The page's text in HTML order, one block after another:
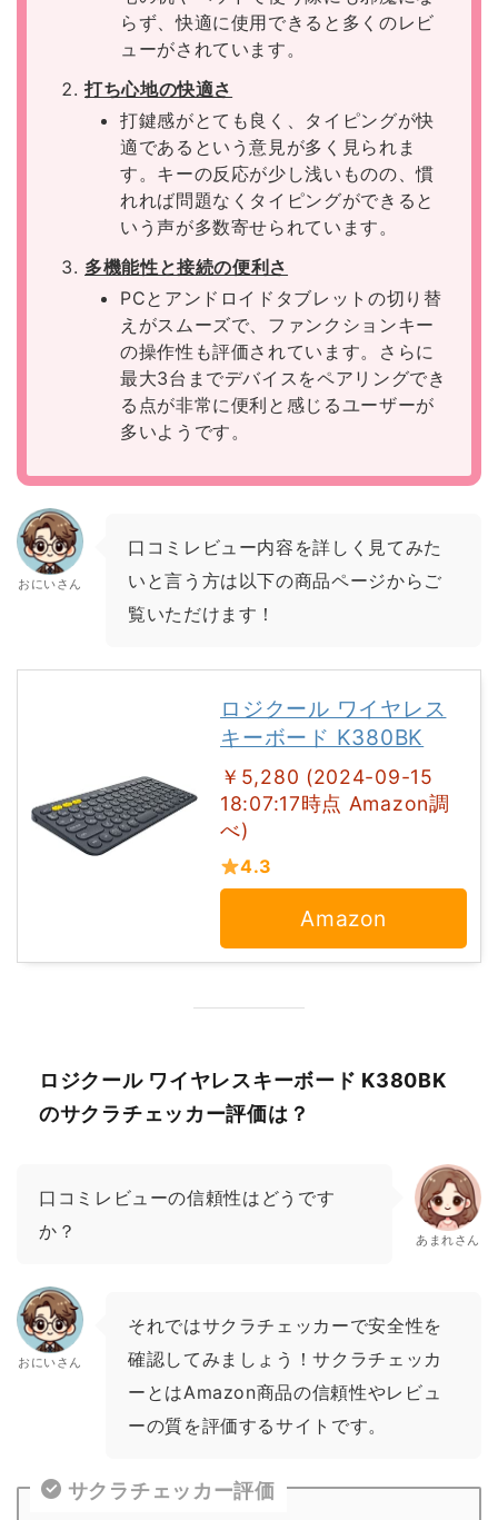
らず、快適に使用できると多くのレビ
ューがされています。
打ち心地の快適さ
打鍵感がとても良く、タイピングが快
適であるという意見が多く見られま
す。キーの反応が少し浅いものの、慣
れれば問題なくタイピングができると
いう声が多数寄せられています。
多機能性と接続の便利さ
PCとアンドロイドタブレットの切り替
えがスムーズで、ファンクションキー
の操作性も評価されています。さらに
最大3台までデバイスをペアリングでき
る点が非常に便利と感じるユーザーが
多いようです。
おにいさん
口コミレビュー内容を詳しく見てみた
いと言う方は以下の商品ページからご
覧いただけます！
ロジクール ワイヤレス
キーボード K380BK
￥5,280 (2024-09-15
18:07:17時点 Amazon調
べ)
4.3
Amazon
ロジクール ワイヤレスキーボード K380BK
のサクラチェッカー評価は？
口コミレビューの信頼性はどうです
か？
あまれさん
おにいさん
それではサクラチェッカーで安全性を
確認してみましょう！サクラチェッカ
ーとはAmazon商品の信頼性やレビュ
ーの質を評価するサイトです。
サクラチェッカー評価